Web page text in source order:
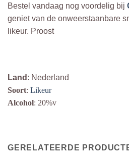
Bestel vandaag nog voordelig bij
geniet van de onweerstaanbare
likeur. Proost
Land : Nederland
Soort: Likeur
Alcohol: 20%v
GERELATEERDE